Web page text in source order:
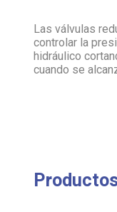
Las válvulas
controlar la
hidráulico
cuando se